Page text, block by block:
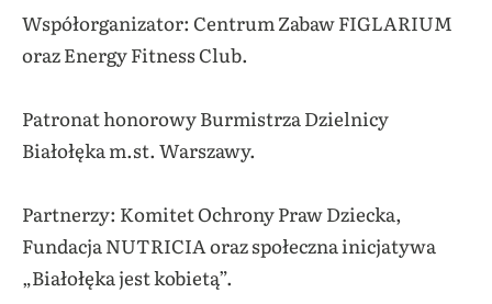
Współorganizator: Centrum Zabaw FIGLARIUM
oraz Energy Fitness Club.
Patronat honorowy Burmistrza Dzielnicy
Białołęka m.st. Warszawy.
Partnerzy: Komitet Ochrony Praw Dziecka,
Fundacja NUTRICIA oraz społeczna inicjatywa
„Białołęka jest kobietą”.